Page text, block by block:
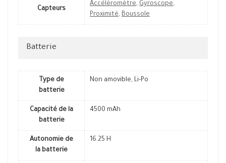
Capteurs
Accéléromètre, Gyroscope,
Proximité, Boussole
Batterie
Type de
batterie
Non amovible, Li-Po
Capacité de la
batterie
4500 mAh
Autonomie de
la batterie
16.25 H